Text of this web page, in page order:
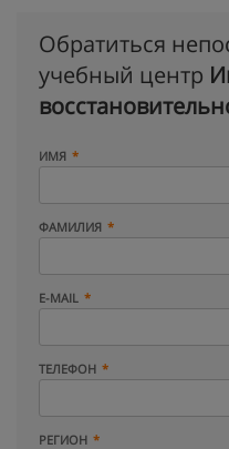
Обратиться
учебный центр
ИМЯ
ФАМИЛИЯ
E-MAIL
ТЕЛЕФОН
РЕГИОН